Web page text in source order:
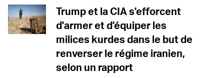
Trump et la CIA s'efforcent
d'armer et d'équiper les
milices kurdes dans le but de
renverser le régime iranien,
selon un rapport